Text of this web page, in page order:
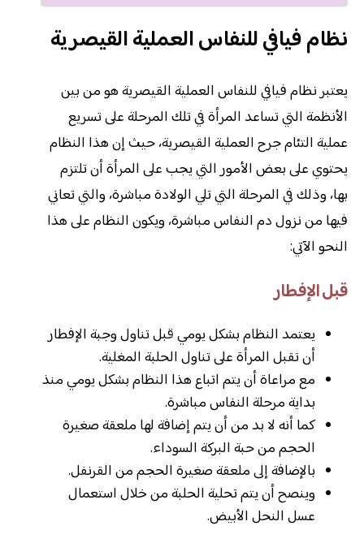
نظام فيافي للنفاس العملية القيصرية
يعتبر نظام فيافي للنفاس العملية القيصرية هو من بين
الأنظمة التي تساعد المرأة في تلك المرحلة على تسريع
عملية التئام جرح العملية القيصرية، حيث إن هذا النظام
يحتوي على بعض الأمور التي يجب على المرأة أن تلتزم
بها، وذلك في المرحلة التي تلي الولادة مباشرة، والتي تعاني
فيها من نزول دم النفاس مباشرة، ويكون النظام على هذا
النحو الآتي:
قبل الإفطار
يعتمد النظام بشكل يومي قبل تناول وجبة الإفطار
أن تقبل المرأة على تناول الحلبة المغلية.
مع مراعاة أن يتم اتباع هذا النظام بشكل يومي منذ
بداية مرحلة النفاس مباشرة.
كما أنه لا بد من أن يتم إضافة لها ملعقة صغيرة
الحجم من حبة البركة السوداء.
بالإضافة إلى ملعقة صغيرة الحجم من القرنفل.
وينصح أن يتم تحلية الحلبة من خلال استعمال
عسل النحل الأبيض.